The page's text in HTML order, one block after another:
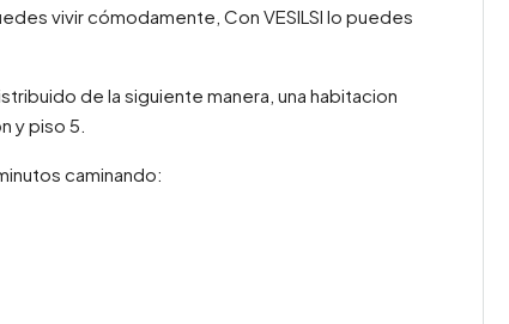
vivir cómodamente, Con VESILSI lo puedes
de la siguiente manera, una habitacion
y piso 5.
caminando: